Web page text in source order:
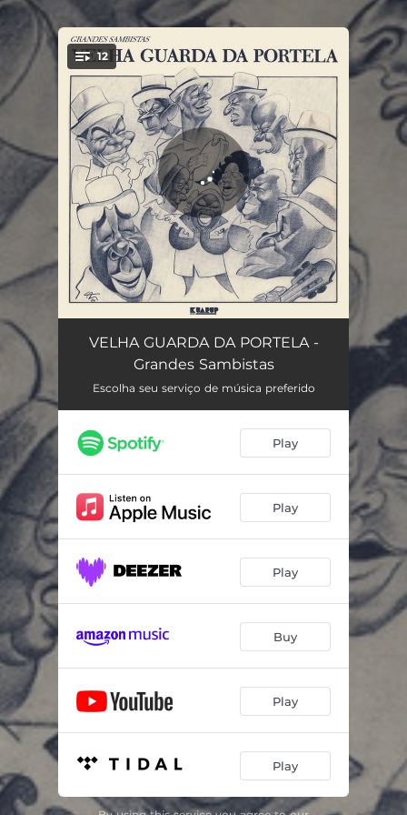
You're all set!
12
Hino da Velha Guarda da Portela 02:50
Você Não É a Tal Mulher / Para o Bem do Nosso Bem
Flor do Interior 03:15
Fui Condenado
Doce Amor 03:39
Vai Mesmo 02:33
Madrugada 04:02
Mau Procedimento / Mulher Ingrata / Nega Danada (Que Mulher) 03:10
Doce Recordação 03:06
Cidade Mulher 03:20
VELHA GUARDA DA PORTELA -
Grandes Sambistas
Escolha seu serviço de música preferido
Play
Play
Play
Buy
Play
Play
.